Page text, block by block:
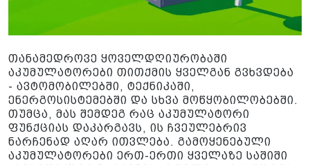
თანამედროვე ყოველდღიურობაში
აკუმულატორები თითქმის ყველგან გვხვდება
- ავტომობილებში, ტექნიკაში,
ენერგოსისტემებში და სხვა მოწყობილობებში.
თუმცა, მას შემდეგ რაც აკუმულატორი
ფუნქციას დაკარგავს, ის ჩვეულებრივ
ნარჩენად აღარ ითვლება. გამოყენებული
აკუმულატორები ერთ-ერთი ყველაზე საშიში